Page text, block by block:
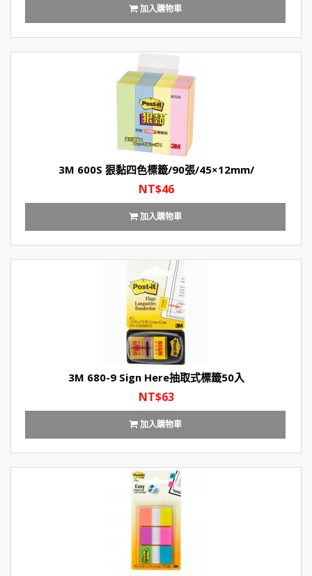
加入購物車
3M 600S 狠黏四色標籤/90張/45×12mm/
NT$46
加入購物車
3M 680-9 Sign Here抽取式標籤50入
NT$63
加入購物車